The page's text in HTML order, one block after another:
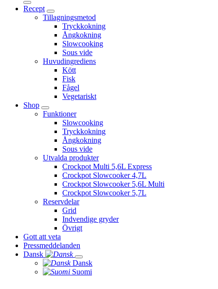
Recept
Tillagningsmetod
Tryckkokning
Ångkokning
Slowcooking
Sous vide
Huvudingrediens
Kött
Fisk
Fågel
Vegetariskt
Shop
Funktioner
Slowcooking
Tryckkokning
Ångkokning
Sous vide
Utvalda produkter
Crockpot Multi 5,6L Express
Crockpot Slowcooker 4,7L
Crockpot Slowcooker 5,6L Multi
Crockpot Slowcooker 5,7L
Reservdelar
Grid
Indvendige gryder
Övrigt
Gott att veta
Pressmeddelanden
Dansk
Dansk
Suomi